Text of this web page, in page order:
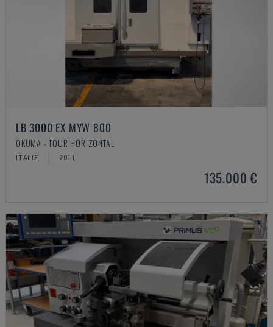
LB 3000 EX MYW 800
OKUMA - TOUR HORIZONTAL
ITALIE 2011
135.000 €